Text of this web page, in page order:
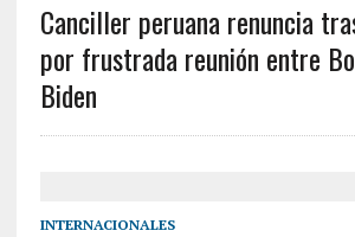
Canciller peruana renuncia
por frustrada reunión entre
Biden
INTERNACIONALES